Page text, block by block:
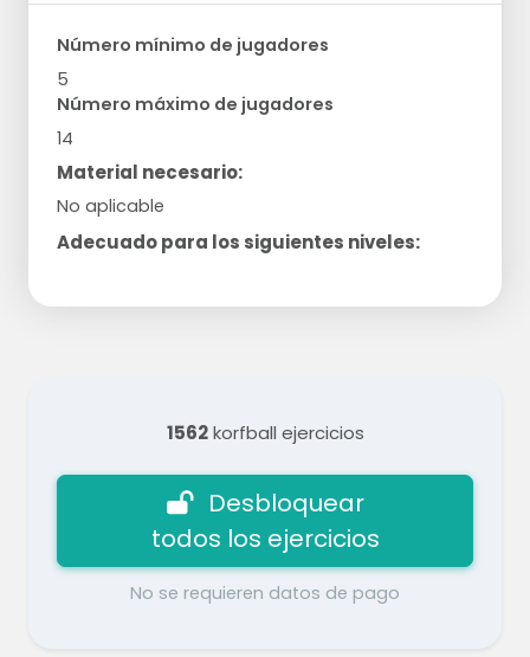
Número mínimo de jugadores
5
Número máximo de jugadores
14
Material necesario:
No aplicable
Adecuado para los siguientes niveles:
1562korfball ejercicios
Desbloquear
todos los ejercicios
No se requieren datos de pago